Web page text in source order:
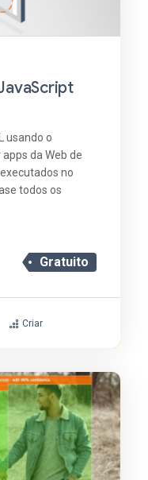
usando o
da Web de
no
todos os
Gratuito
Criar